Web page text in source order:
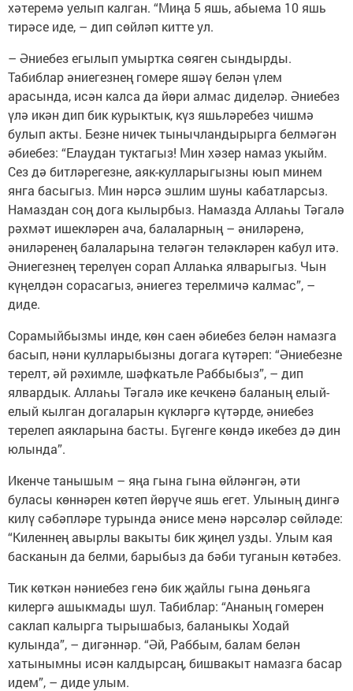
хәтеремә уелып калган. “Миңа 5 яшь, абыема 10 яшь
тирәсе иде, – дип сөйләп китте ул.
– Әниебез егылып умыртка сөяген сындырды.
Табиблар әниегезнең гомере яшәү белән үлем
арасында, исән калса да йөри алмас диделәр. Әниебез
үлә икән дип бик курыктык, күз яшьләребез чишмә
булып акты. Безне ничек тынычландырырга белмәгән
әбиебез: “Елаудан туктагыз! Мин хәзер намаз укыйм.
Сез дә битләрегезне, аяк-кулларыгызны юып минем
янга басыгыз. Мин нәрсә эшлим шуны кабатларсыз.
Намаздан соң дога кылырбыз. Намазда Аллаһы Тәгалә
рәхмәт ишекләрен ача, балаларның – әниләренә,
әниләренең балаларына теләгән теләкләрен кабул итә.
Әниегезнең терелүен сорап Аллаһка ялварыгыз. Чын
күңелдән сорасагыз, әниегез терелмичә калмас”, –
диде.
Сорамыйбызмы инде, көн саен әбиебез белән намазга
басып, нәни кулларыбызны догага күтәреп: “Әниебезне
терелт, әй рәхимле, шәфкатьле Раббыбыз”, – дип
ялвардык. Аллаһы Тәгалә ике кечкенә баланың елый-
елый кылган догаларын күкләргә күтәрде, әниебез
терелеп аякларына басты. Бүгенге көндә икебез дә дин
юлында”.
Икенче танышым – яңа гына гына өйләнгән, әти
буласы көннәрен көтеп йөрүче яшь егет. Улының дингә
килү сәбәпләре турында әнисе менә нәрсәләр сөйләде:
“Киленнең авырлы вакыты бик җиңел узды. Улым кая
басканын да белми, барыбыз да бәби туганын көтәбез.
Тик көткән нәниебез генә бик җайлы гына дөньяга
килергә ашыкмады шул. Табиблар: “Ананың гомерен
саклап калырга тырышабыз, баланыкы Ходай
кулында”, – дигәннәр. “Әй, Раббым, балам белән
хатынымны исән калдырсаң, бишвакыт намазга басар
идем”, – диде улым.